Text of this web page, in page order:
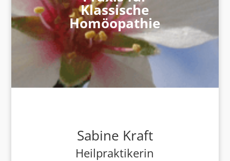
Klassische
Homöopathie
Sabine Kraft
Heilpraktikerin